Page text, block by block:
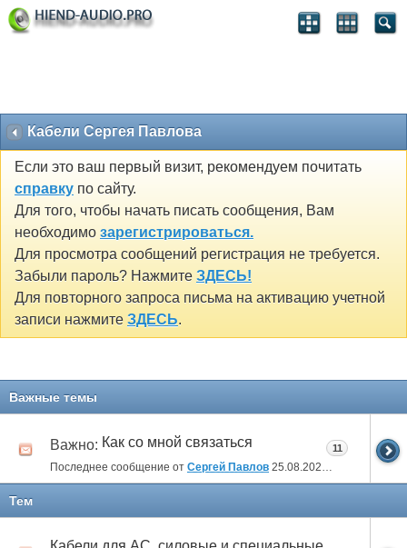
Кабели Сергея Павлова
Если это ваш первый визит, рекомендуем почитать
справку по сайту.
Для того, чтобы начать писать сообщения, Вам
необходимо зарегистрироваться.
Для просмотра сообщений регистрация не требуется.
Забыли пароль? Нажмите ЗДЕСЬ!
Для повторного запроса письма на активацию учетной
записи нажмите ЗДЕСЬ.
Важные темы
Важно: Как со мной связаться
Последнее сообщение от Сергей Павлов 25.08.2023
11
Тем